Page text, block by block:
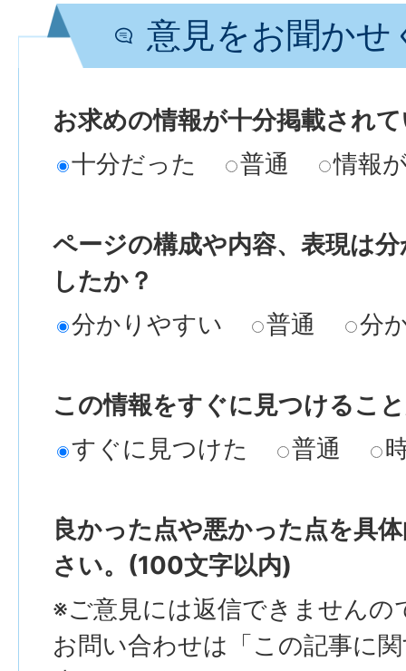
意見をお聞かせ
お求めの情報が十分掲載され
十分だった
普通 情報
ページの構成や内容、表現は
したか？
分かりやすい
普通 分
この情報をすぐに見つけるこ
すぐに見つけた
普通
良かった点や悪かった点を具
さい。(100文字以内)
※ご意見には返信できませんの
お問い合わせは「この記事に